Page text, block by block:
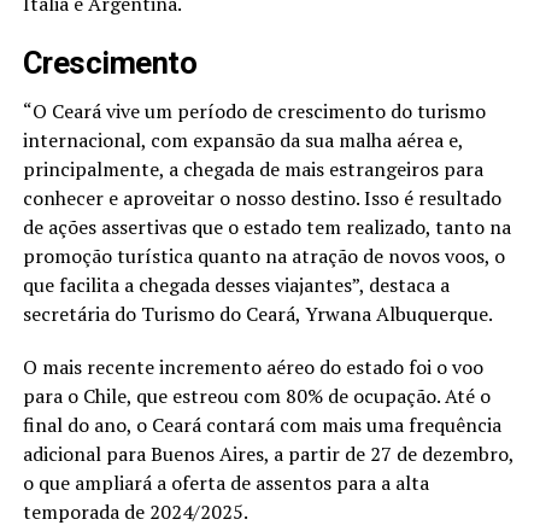
Crescimento
“O Ceará vive um período de crescimento do turismo
internacional, com expansão da sua malha aérea e,
principalmente, a chegada de mais estrangeiros para
conhecer e aproveitar o nosso destino. Isso é resultado
de ações assertivas que o estado tem realizado, tanto na
promoção turística quanto na atração de novos voos, o
que facilita a chegada desses viajantes”, destaca a
secretária do Turismo do Ceará, Yrwana Albuquerque.
O mais recente incremento aéreo do estado foi o voo
para o Chile, que estreou com 80% de ocupação. Até o
final do ano, o Ceará contará com mais uma frequência
adicional para Buenos Aires, a partir de 27 de dezembro,
o que ampliará a oferta de assentos para a alta
temporada de 2024/2025.